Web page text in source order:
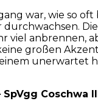
war, wie so oft
viel anbrennen,
großen
unerwartet
SpVgg Coschwa